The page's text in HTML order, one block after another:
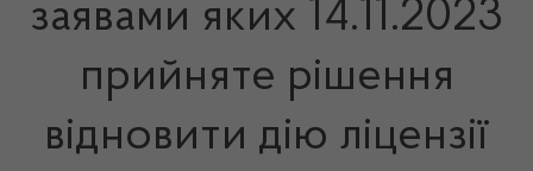
заявами яких 14.11.2023
прийняте рішення
відновити дію ліцензії